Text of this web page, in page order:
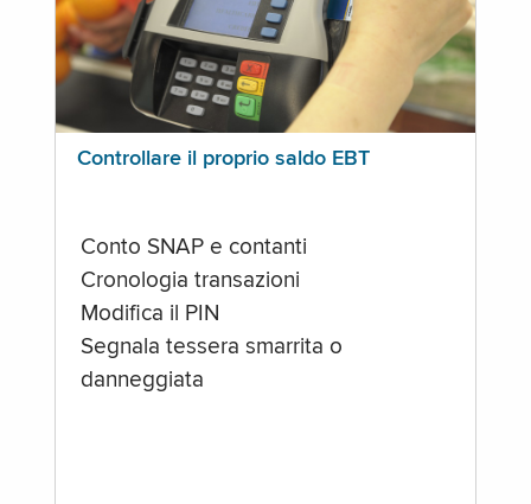
Controllare il proprio saldo EBT
Conto SNAP e contanti
Cronologia transazioni
Modifica il PIN
Segnala tessera smarrita o
danneggiata